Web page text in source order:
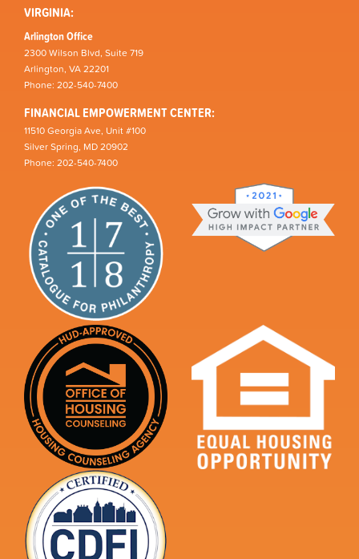
VIRGINIA:
Arlington Office
2300 Wilson Blvd, Suite 719
Arlington, VA 22201
Phone: 202-540-7400
FINANCIAL EMPOWERMENT CENTER:
11510 Georgia Ave, Unit #100
Silver Spring, MD 20902
Phone: 202-540-7400